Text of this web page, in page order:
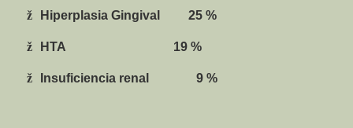
ž Hiperplasia Gingival 25 %
ž HTA 19 %
ž Insuficiencia renal 9 %